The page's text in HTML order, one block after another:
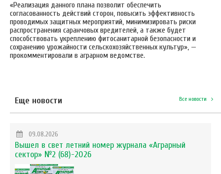
«Реализация данного плана позволит обеспечить
согласованность действий сторон, повысить эффективность
проводимых защитных мероприятий, минимизировать риски
распространения саранчовых вредителей, а также будет
способствовать укреплению фитосанитарной безопасности и
сохранению урожайности сельскохозяйственных культур», —
прокомментировали в аграрном ведомстве.
Еще новости Все новости
09.08.2026
Вышел в свет летний номер журнала «Аграрный
сектор» №2 (68)-2026